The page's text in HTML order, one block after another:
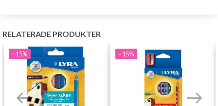
RELATERADE PRODUKTER
- 15% - 15%